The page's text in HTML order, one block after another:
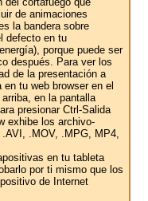
de animaciones
la bandera sobre
defecto en tu
porque puede ser
después. Para ver los
de la presentación a
tu web browser en el
en la pantalla
presionar Ctrl-Salida
exhibe los archivo-
.MOV, .MPG, MP4,
en tu tableta
por ti mismo que los
de Internet